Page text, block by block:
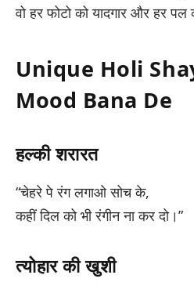
वो हर फोटो को यादगार और हर पल
Unique Holi
Mood Bana De
हल्की शरारत
“चेहरे पे रंग लगाओ सोच के,
कहीं दिल को भी रंगीन ना कर दो।”
त्योहार की खुशी